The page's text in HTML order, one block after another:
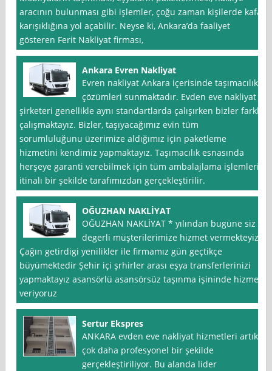
aracının bulunması gibi işlemler, çoğu zaman kişilerde kafa
karışıklığına yol açabilir. Neyse ki, Ankara’da faaliyet
gösteren Ferit Nakliyat firması,
Ankara Evren Nakliyat
Evren nakliyat Ankara içerisinde taşımacılık
çözümleri sunmaktadır. Evden eve nakliyat
şirketeri genellikle aynı standartlarda çalışırken bizler farklı
çalışmaktayız. Bizler, taşıyacağımız evin tüm
sorumluluğunu üzerimize aldığımız için paketleme
hizmetini kendimiz yapmaktayız. Taşımacılık esnasında
herşeye garanti verebilmek için tüm ambalajlama işlemleri
itinalı bir şekilde tarafımızdan gerçekleştirilir.
OĞUZHAN NAKLİYAT
OĞUZHAN NAKLİYAT * yılından bugüne siz
degerli müşterilerimize hizmet vermekteyiz
Çağın getirdigi yenilikler ile firmamız gün geçtikçe
büyümektedir Şehir içi şrhirler arası eşya transferlerinizi
yapmaktayız asansörlü asansörsüz taşınma işininde hizmet
veriyoruz
Sertur Ekspres
ANKARA evden eve nakliyat hizmetleri artık
çok daha profesyonel bir şekilde
gerçekleştiriliyor. Bu alanda lider